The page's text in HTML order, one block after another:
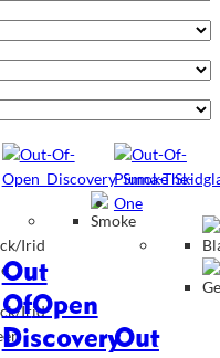
Out
OfOpen
DiscoveryOut